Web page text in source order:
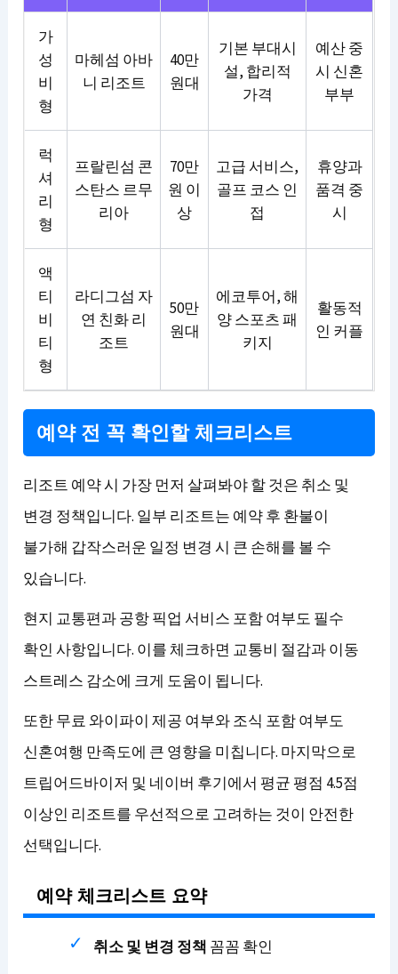
가
성
비
형
마헤섬 아바
니 리조트
40만
원대
기본 부대시
설, 합리적
가격
예산 중
시 신혼
부부
럭
셔
리
형
프랄린섬 콘
스탄스 르무
리아
70만
원 이
상
고급 서비스,
골프 코스 인
접
휴양과
품격 중
시
액
티
비
티
형
라디그섬 자
연 친화 리
조트
50만
원대
에코투어, 해
양 스포츠 패
키지
활동적
인 커플
예약 전 꼭 확인할 체크리스트
리조트 예약 시 가장 먼저 살펴봐야 할 것은 취소 및
변경 정책입니다. 일부 리조트는 예약 후 환불이
불가해 갑작스러운 일정 변경 시 큰 손해를 볼 수
있습니다.
현지 교통편과 공항 픽업 서비스 포함 여부도 필수
확인 사항입니다. 이를 체크하면 교통비 절감과 이동
스트레스 감소에 크게 도움이 됩니다.
또한 무료 와이파이 제공 여부와 조식 포함 여부도
신혼여행 만족도에 큰 영향을 미칩니다. 마지막으로
트립어드바이저 및 네이버 후기에서 평균 평점 4.5점
이상인 리조트를 우선적으로 고려하는 것이 안전한
선택입니다.
예약 체크리스트 요약
취소 및 변경 정책 꼼꼼 확인